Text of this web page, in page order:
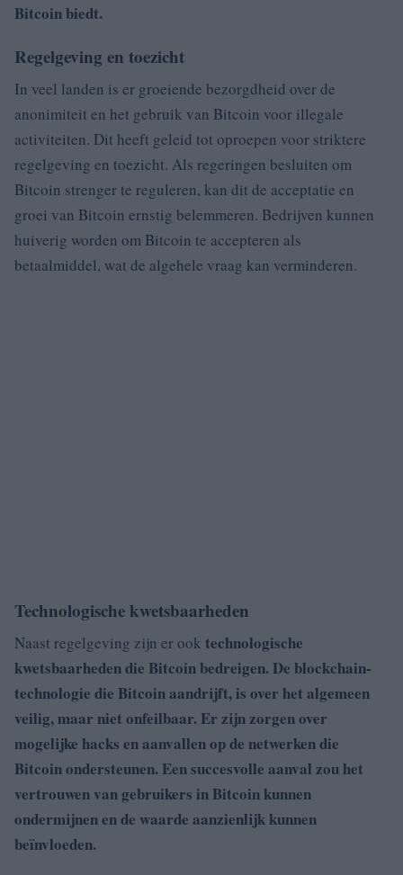
Bitcoin biedt.
Regelgeving en toezicht
In veel landen is er groeiende bezorgdheid over de
anonimiteit en het gebruik van Bitcoin voor illegale
activiteiten. Dit heeft geleid tot oproepen voor striktere
regelgeving en toezicht. Als regeringen besluiten om
Bitcoin strenger te reguleren, kan dit de acceptatie en
groei van Bitcoin ernstig belemmeren. Bedrijven kunnen
huiverig worden om Bitcoin te accepteren als
betaalmiddel, wat de algehele vraag kan verminderen.
Technologische kwetsbaarheden
Naast regelgeving zijn er ook technologische
kwetsbaarheden die Bitcoin bedreigen. De blockchain-
technologie die Bitcoin aandrijft, is over het algemeen
veilig, maar niet onfeilbaar. Er zijn zorgen over
mogelijke hacks en aanvallen op de netwerken die
Bitcoin ondersteunen. Een succesvolle aanval zou het
vertrouwen van gebruikers in Bitcoin kunnen
ondermijnen en de waarde aanzienlijk kunnen
beïnvloeden.